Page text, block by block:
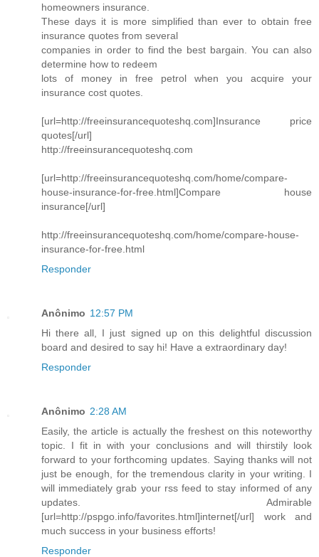
homeowners insurance.
These days it is more simplified than ever to obtain free
insurance quotes from several
companies in order to find the best bargain. You can also
determine how to redeem
lots of money in free petrol when you acquire your
insurance cost quotes.
[url=http://freeinsurancequoteshq.com]Insurance price
quotes[/url]
http://freeinsurancequoteshq.com
[url=http://freeinsurancequoteshq.com/home/compare-
house-insurance-for-free.html]Compare house
insurance[/url]
http://freeinsurancequoteshq.com/home/compare-house-
insurance-for-free.html
Responder
Anônimo 12:57 PM
Hi there all, I just signed up on this delightful discussion
board and desired to say hi! Have a extraordinary day!
Responder
Anônimo 2:28 AM
Easily, the article is actually the freshest on this noteworthy
topic. I fit in with your conclusions and will thirstily look
forward to your forthcoming updates. Saying thanks will not
just be enough, for the tremendous clarity in your writing. I
will immediately grab your rss feed to stay informed of any
updates. Admirable
[url=http://pspgo.info/favorites.html]internet[/url] work and
much success in your business efforts!
Responder